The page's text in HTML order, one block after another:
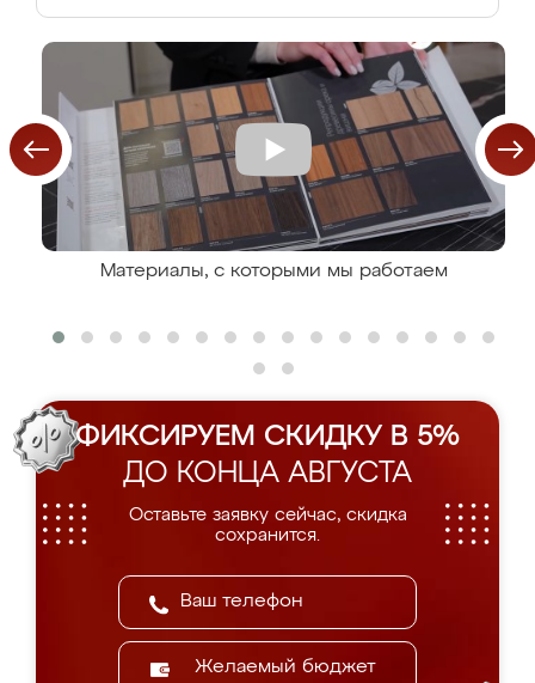
Материалы, с которыми мы работаем
ФИКСИРУЕМ СКИДКУ В 5%
ДО КОНЦА АВГУСТА
Оставьте заявку сейчас, скидка
сохранится.
Желаемый бюджет